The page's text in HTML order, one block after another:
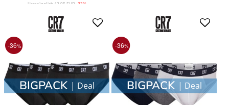
Ursprünglich 42,95 EUR -33%
-36%
BIGPACK | Deal
-36%
BIGPACK | Deal